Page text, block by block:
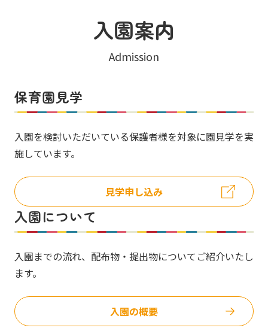
入園案内
Admission
保育園見学
入園を検討いただいている保護者様を対象に園見学を実
施しています。
見学申し込み
入園について
入園までの流れ、配布物・提出物についてご紹介いたし
ます。
入園の概要